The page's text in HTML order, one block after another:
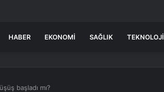
HABER EKONOMI SAĞLIK TEKNOLOJI
başladı mı?